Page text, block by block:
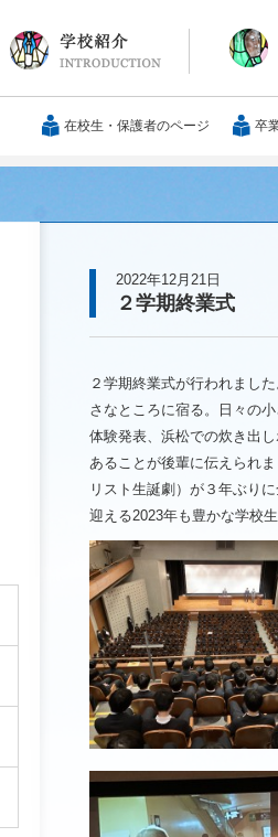
校長メッセージ
教育方針・沿革
施設紹介
交通アクセス 25歳の男
カリキュ
教科
国際交流
大学合格
在校生・保護者のページ 卒
2022年12月21日
２学期終業式
２学期終業式が行われまし
さなところに宿る。日々の
体験発表、浜松での炊き出
あることが後輩に伝えられ
リスト生誕劇）が３年ぶり
迎える2023年も豊かな学校